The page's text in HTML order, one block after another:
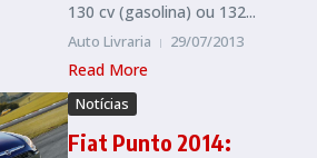
130 cv (gasolina) ou 132...
Auto Livraria 29/07/2013
Read More
Notícias
Fiat Punto 2014: